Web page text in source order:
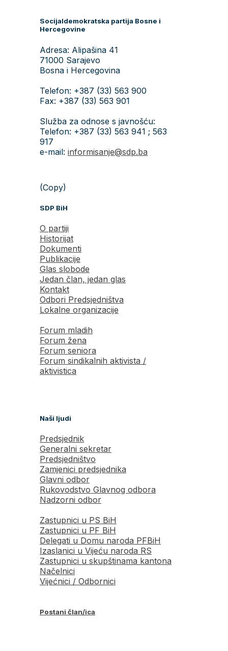
Socijaldemokratska partija Bosne i
Hercegovine
Adresa: Alipašina 41
71000 Sarajevo
Bosna i Hercegovina
Telefon: +387 (33) 563 900
Fax: +387 (33) 563 901
Služba za odnose s javnošću:
Telefon: +387 (33) 563 941 ; 563
917
e-mail: informisanje@sdp.ba
(Copy)
SDP BiH
O partiji
Historijat
Dokumenti
Publikacije
Glas slobode
Jedan član, jedan glas
Kontakt
Odbori Predsjedništva
Lokalne organizacije
Forum mladih
Forum žena
Forum seniora
Forum sindikalnih aktivista /
aktivistica
Naši ljudi
Predsjednik
Generalni sekretar
Predsjedništvo
Zamjenici predsjednika
Glavni odbor
Rukovodstvo Glavnog odbora
Nadzorni odbor
Zastupnici u PS BiH
Zastupnici u PF BiH
Delegati u Domu naroda PFBiH
Izaslanici u Vijeću naroda RS
Zastupnici u skupštinama kantona
Načelnici
Vijećnici / Odbornici
Postani član/ica